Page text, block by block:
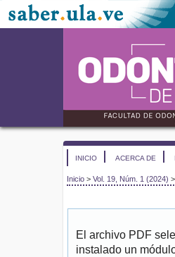
INICIO ACERCA DE
Inicio > Vol. 19, Núm. 1 (2024) >
El archivo PDF
instalado un